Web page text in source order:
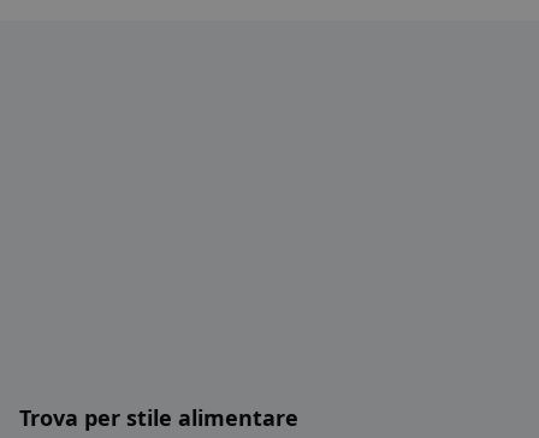
Trova per stile alimentare